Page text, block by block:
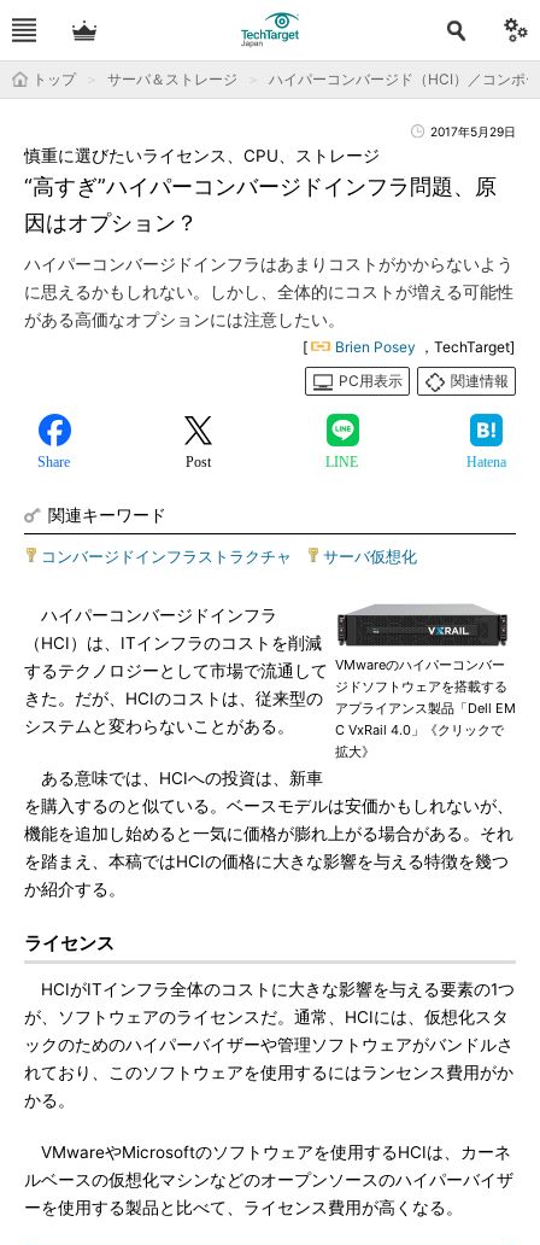
トップ サーバ＆ストレージ ハイパーコンバージド（HCI）／コンポ
2017年5月29日
“高すぎ”ハイパーコンバージドインフラ問題、原
因はオプション？
慎重に選びたいライセンス、CPU、ストレージ
ハイパーコンバージドインフラはあまりコストがかからないよう
に思えるかもしれない。しかし、全体的にコストが増える可能性
がある高価なオプションには注意したい。
[ Brien Posey ，TechTarget]
PC用表示
関連情報
Share Post LINE Hatena
関連キーワード
コンバージドインフラストラクチャ サーバ仮想化
VMwareのハイパーコンバー
ジドソフトウェアを搭載する
アプライアンス製品「Dell EM
C VxRail 4.0」《クリックで
拡大》
ハイパーコンバージドインフラ
（HCI）は、ITインフラのコストを削減
するテクノロジーとして市場で流通して
きた。だが、HCIのコストは、従来型の
システムと変わらないことがある。
ある意味では、HCIへの投資は、新車
を購入するのと似ている。ベースモデルは安価かもしれないが、
機能を追加し始めると一気に価格が膨れ上がる場合がある。それ
を踏まえ、本稿ではHCIの価格に大きな影響を与える特徴を幾つ
か紹介する。
ライセンス
HCIがITインフラ全体のコストに大きな影響を与える要素の1つ
が、ソフトウェアのライセンスだ。通常、HCIには、仮想化スタ
ックのためのハイパーバイザーや管理ソフトウェアがバンドルさ
れており、このソフトウェアを使用するにはランセンス費用がか
かる。
VMwareやMicrosoftのソフトウェアを使用するHCIは、カーネ
ルベースの仮想化マシンなどのオープンソースのハイパーバイザ
ーを使用する製品と比べて、ライセンス費用が高くなる。